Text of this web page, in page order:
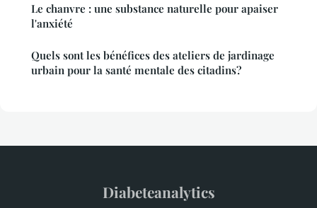
Le chanvre : une substance naturelle pour apaiser
l'anxiété
Quels sont les bénéfices des ateliers de jardinage
urbain pour la santé mentale des citadins?
Diabeteanalytics